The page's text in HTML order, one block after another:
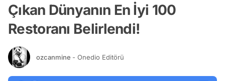
Çıkan Dünyanın En İyi 100
Restoranı Belirlendi!
ozcanmine - Onedio Editörü